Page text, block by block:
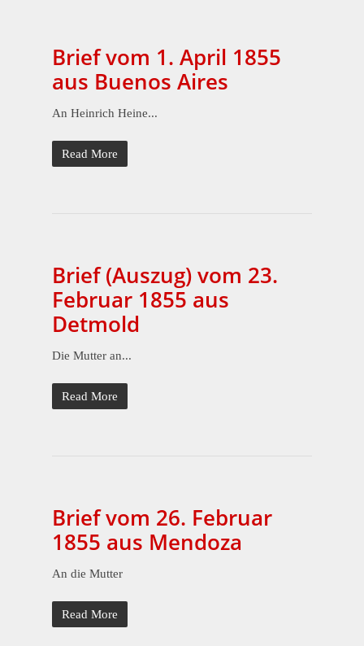
Brief vom 1. April 1855
aus Buenos Aires
An Heinrich Heine...
Read More
Brief (Auszug) vom 23.
Februar 1855 aus
Detmold
Die Mutter an...
Read More
Brief vom 26. Februar
1855 aus Mendoza
An die Mutter
Read More